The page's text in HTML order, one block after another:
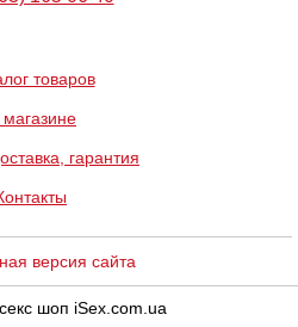
Eros Aqua, 50 мл
324 грн
товаров
гарантия
версия сайта
шоп iSex.com.ua